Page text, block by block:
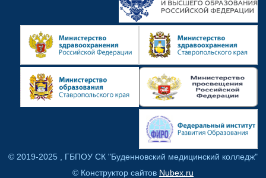
© 2019-2025 , ГБПОУ СК "Буденновский медицинский колледж"
© Конструктор сайтов Nubex.ru